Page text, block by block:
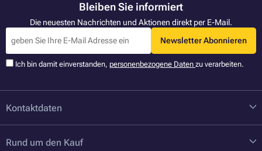
Bleiben Sie informiert
Die neuesten Nachrichten und Aktionen direkt per E-Mail.
Newsletter Abonnieren
Ich bin damit einverstanden, personenbezogene Daten zu verarbeiten.
Kontaktdaten
Rund um den Kauf